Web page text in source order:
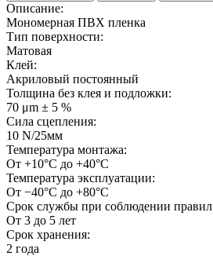
Описание:
Мономерная ПВХ пленка
Тип поверхности:
Матовая
Клей:
Акриловый постоянный
Толщина без клея и подложки:
70 μm ± 5 %
Сила сцепления:
10 N/25мм
Температура монтажа:
От +10°С до +40°С
Температура эксплуатации:
От −40°С до +80°С
Срок службы при соблюдении
От 3 до 5 лет
Срок хранения:
2 года